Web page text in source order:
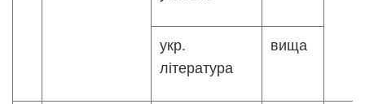
укр.
література
вища